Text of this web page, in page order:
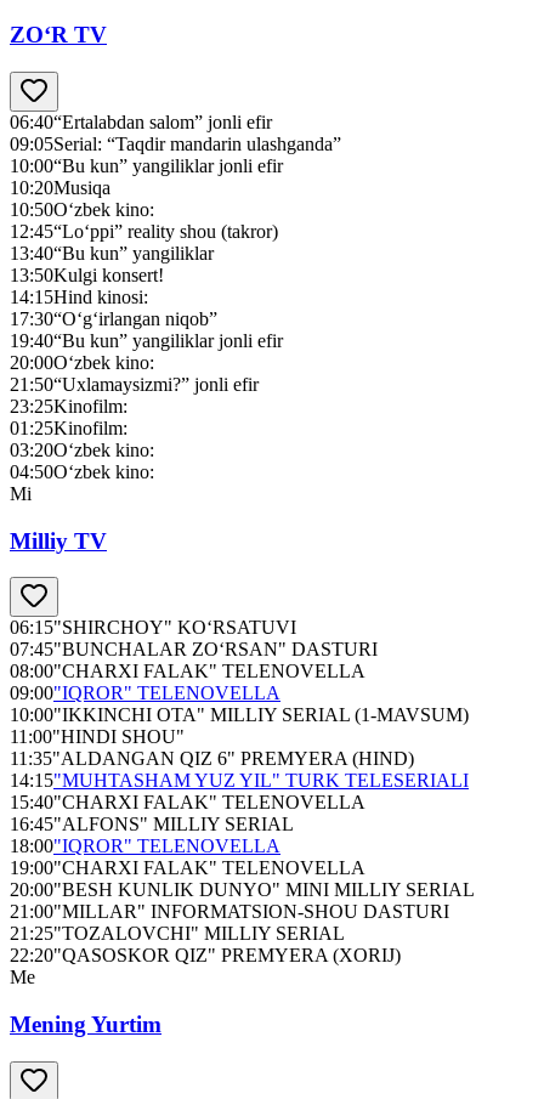
ZO‘R TV
06:40“Ertalabdan salom” jonli efir
09:05Serial: “Taqdir mandarin ulashganda”
10:00“Bu kun” yangiliklar jonli efir
10:20Musiqa
10:50O‘zbek kino:
12:45“Lo‘ppi” reality shou (takror)
13:40“Bu kun” yangiliklar
13:50Kulgi konsert!
14:15Hind kinosi:
17:30“O‘g‘irlangan niqob”
19:40“Bu kun” yangiliklar jonli efir
20:00O‘zbek kino:
21:50“Uxlamaysizmi?” jonli efir
23:25Kinofilm:
01:25Kinofilm:
03:20O‘zbek kino:
04:50O‘zbek kino:
Mi
Milliy TV
06:15"SHIRCHOY" KO‘RSATUVI
07:45"BUNCHALAR ZO‘RSAN" DASTURI
08:00"CHARXI FALAK" TELENOVELLA
09:00"IQROR" TELENOVELLA
10:00"IKKINCHI OTA" MILLIY SERIAL (1-MAVSUM)
11:00"HINDI SHOU"
11:35"ALDANGAN QIZ 6" PREMYERA (HIND)
14:15"MUHTASHAM YUZ YIL" TURK TELESERIALI
15:40"CHARXI FALAK" TELENOVELLA
16:45"ALFONS" MILLIY SERIAL
18:00"IQROR" TELENOVELLA
19:00"CHARXI FALAK" TELENOVELLA
20:00"BESH KUNLIK DUNYO" MINI MILLIY SERIAL
21:00"MILLAR" INFORMATSION-SHOU DASTURI
21:25"TOZALOVCHI" MILLIY SERIAL
22:20"QASOSKOR QIZ" PREMYERA (XORIJ)
Me
Mening Yurtim